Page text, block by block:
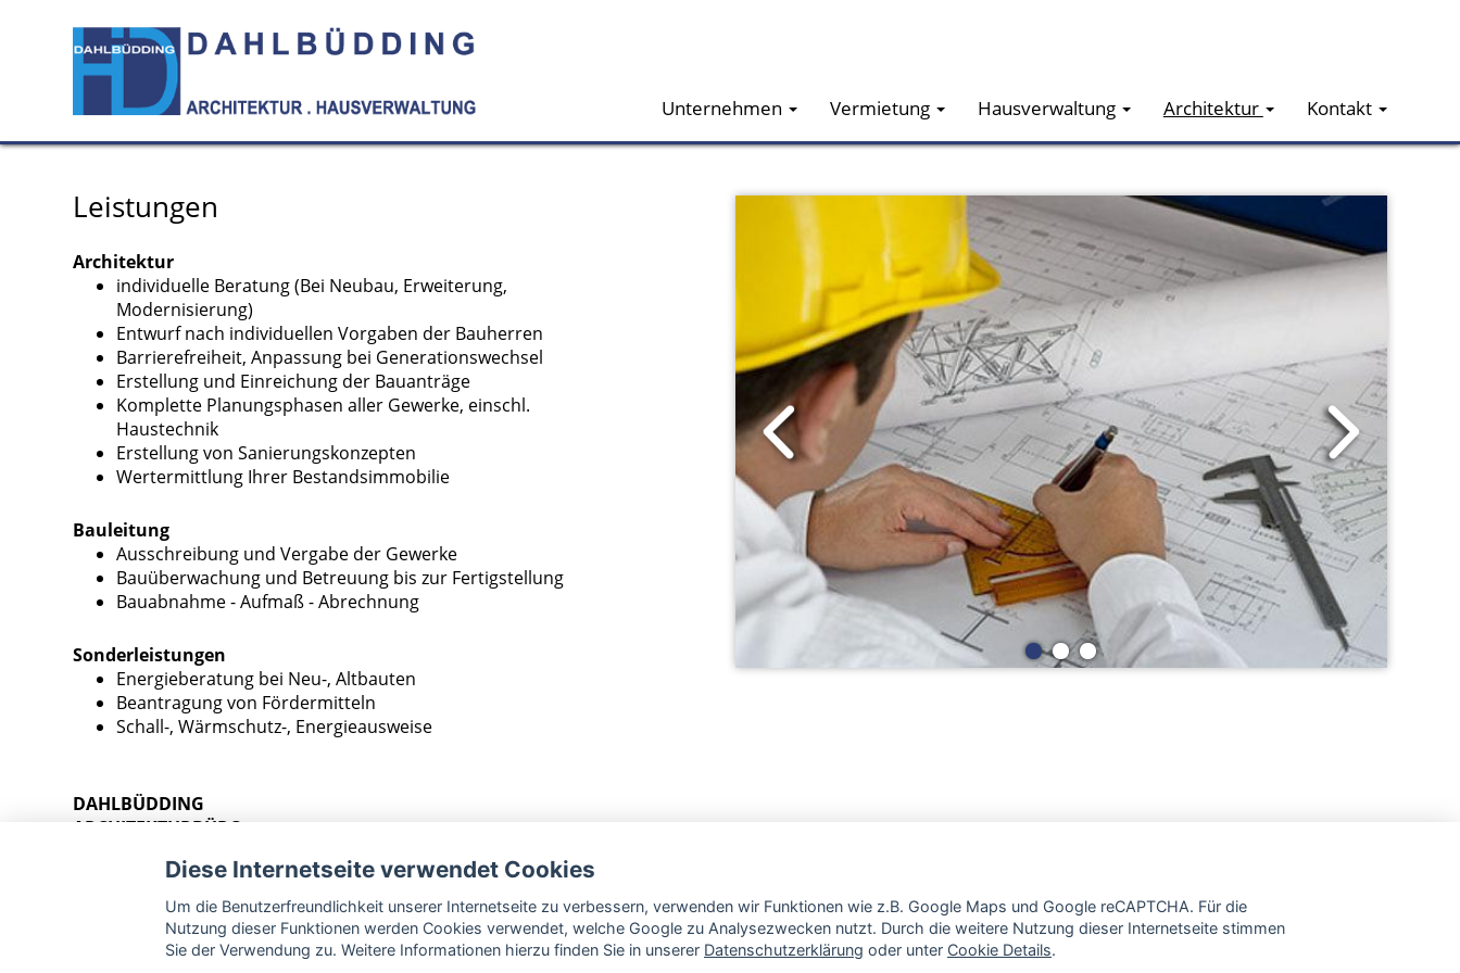
Unternehmen Vermietung Hausverwaltung Architektur Kontakt
Leistungen
Architektur
individuelle Beratung (Bei Neubau, Erweiterung,
Modernisierung)
Entwurf nach individuellen Vorgaben der Bauherren
Barrierefreiheit, Anpassung bei Generationswechsel
Erstellung und Einreichung der Bauanträge
Komplette Planungsphasen aller Gewerke, einschl.
Haustechnik
Erstellung von Sanierungskonzepten
Wertermittlung Ihrer Bestandsimmobilie
Bauleitung
Ausschreibung und Vergabe der Gewerke
Bauüberwachung und Betreuung bis zur Fertigstellung
Bauabnahme - Aufmaß - Abrechnung
Sonderleistungen
Energieberatung bei Neu-, Altbauten
Beantragung von Fördermitteln
Schall-, Wärmschutz-, Energieausweise
DAHLBÜDDING
ARCHITEKTURBÜRO
44263 DORTMUND - HÖRDE
TEL 0231/ 94 11 97 -0 /FAX -11
info@dahlbuedding.com
www.dahlbuedding.com
Diese Internetseite verwendet Cookies
Um die Benutzerfreundlichkeit unserer Internetseite zu verbessern, verwenden wir Funktionen wie z.B. Google Maps und Google reCAPTCHA. Für die
Nutzung dieser Funktionen werden Cookies verwendet, welche Google zu Analysezwecken nutzt. Durch die weitere Nutzung dieser Internetseite stimmen
Sie der Verwendung zu. Weitere Informationen hierzu finden Sie in unserer Datenschutzerklärung oder unter Cookie Details.